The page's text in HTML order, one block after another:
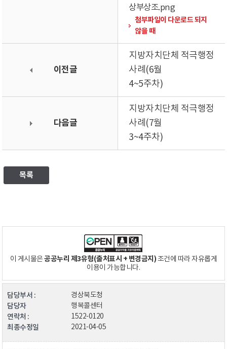
상부상조.png
첨부파일이 다운로드 되지
않을 때
이전글
지방자치단체 적극행정
사례(6월
4~5주차)
다음글
지방자치단체 적극행정
사례(7월
3~4주차)
목록
이 게시물은공공누리 제3유형(출처표시 + 변경금지)조건에 따라 자유롭게
이용이 가능합니다.
담당부서 : 경상북도청
담당자 행복콜센터
연락처 : 1522-0120
최종수정일 2021-04-05